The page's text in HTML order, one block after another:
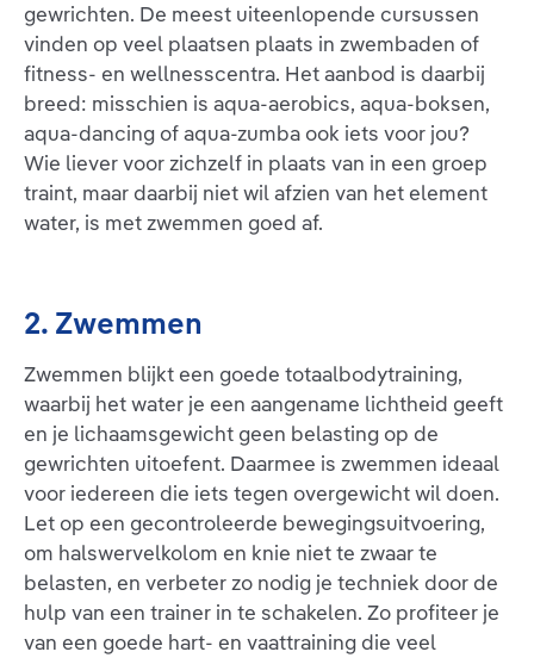
gewrichten. De meest uiteenlopende cursussen
vinden op veel plaatsen plaats in zwembaden of
fitness- en wellnesscentra. Het aanbod is daarbij
breed: misschien is aqua-aerobics, aqua-boksen,
aqua-dancing of aqua-zumba ook iets voor jou?
Wie liever voor zichzelf in plaats van in een groep
traint, maar daarbij niet wil afzien van het element
water, is met zwemmen goed af.
2. Zwemmen
Zwemmen blijkt een goede totaalbodytraining,
waarbij het water je een aangename lichtheid geeft
en je lichaamsgewicht geen belasting op de
gewrichten uitoefent. Daarmee is zwemmen ideaal
voor iedereen die iets tegen overgewicht wil doen.
Let op een gecontroleerde bewegingsuitvoering,
om halswervelkolom en knie niet te zwaar te
belasten, en verbeter zo nodig je techniek door de
hulp van een trainer in te schakelen. Zo profiteer je
van een goede hart- en vaattraining die veel